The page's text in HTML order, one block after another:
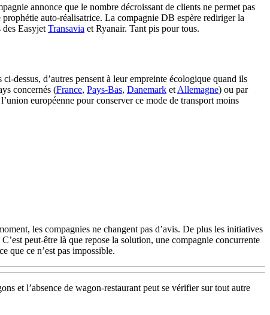
annonce que le nombre décroissant de clients ne permet pas
auto-réalisatrice. La compagnie DB espère rediriger la
des Easyjet Transavia et Ryanair. Tant pis pour tous.
dessus, d’autres pensent à leur empreinte écologique quand ils
concernés (France, Pays-Bas, Danemark etAllemagne) ou par
européenne pour conserver ce mode de transport moins
les compagnies ne changent pas d’avis. De plus les initiatives
peut-être là que repose la solution, une compagnie concurrente
que ce n’est pas impossible.
et l’absence de wagon-restaurant peut se vérifier sur tout autre